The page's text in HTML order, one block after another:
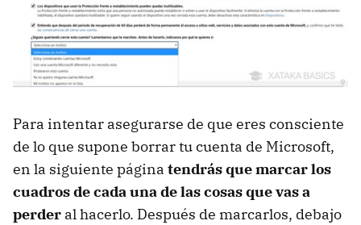
Para intentar asegurarse de que eres consciente
de lo que supone borrar tu cuenta de Microsoft,
en la siguiente página tendrás que marcar los
cuadros de cada una de las cosas que vas a
perder al hacerlo. Después de marcarlos, debajo